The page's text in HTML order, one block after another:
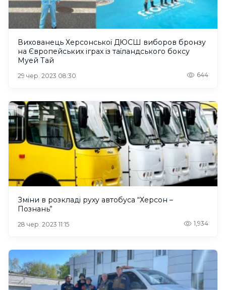
Вихованець Херсонської ДЮСШ виборов бронзу
на Європейських іграх із таїландського боксу
Муей Тай
29 чер. 2023 08:30 644
Зміни в розкладі руху автобуса “Херсон –
Познань”
28 чер. 2023 11:15 1,934